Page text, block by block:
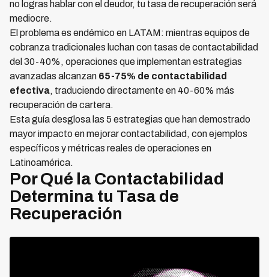
no logras hablar con el deudor, tu tasa de recuperación será
mediocre.
El problema es endémico en LATAM: mientras equipos de
cobranza tradicionales luchan con tasas de contactabilidad
del 30-40%, operaciones que implementan estrategias
avanzadas alcanzan 65-75% de contactabilidad
efectiva, traduciendo directamente en 40-60% más
recuperación de cartera.
Esta guía desglosa las 5 estrategias que han demostrado
mayor impacto en mejorar contactabilidad, con ejemplos
específicos y métricas reales de operaciones en
Latinoamérica.
Por Qué la Contactabilidad
Determina tu Tasa de
Recuperación